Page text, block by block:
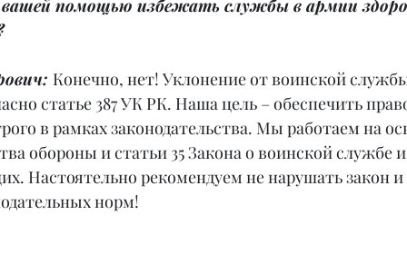
помощью избежать службы в армии
Конечно, нет! Уклонение от воинской
статье 387 УК РК. Наша цель – обеспечить
в рамках законодательства. Мы работаем на
обороны и статьи 35 Закона о воинской службе
Настоятельно рекомендуем не нарушать закон
норм!